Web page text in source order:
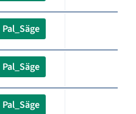
Pal_Säge
Pal_Säge
Pal_Säge